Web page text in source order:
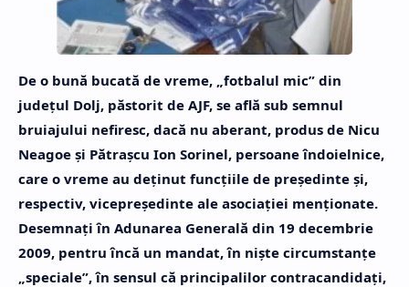
De o bună bucată de vreme, „fotbalul mic” din
judeţul Dolj, păstorit de AJF, se află sub semnul
bruiajului nefiresc, dacă nu aberant, produs de Nicu
Neagoe şi Pătraşcu Ion Sorinel, persoane îndoielnice,
care o vreme au deţinut funcţiile de preşedinte şi,
respectiv, vicepreşedinte ale asociaţiei menţionate.
Desemnaţi în Adunarea Generală din 19 decembrie
2009, pentru încă un mandat, în nişte circumstanţe
„speciale”, în sensul că principalilor contracandidaţi,